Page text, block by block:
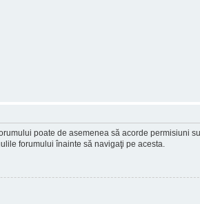
poate de asemenea să acorde permisiuni
forumului înainte să navigaţi pe acesta.